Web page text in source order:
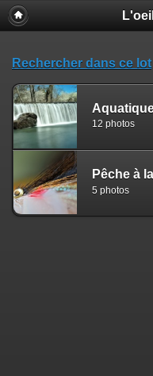
Rechercher dans ce lot
12 photos
Pêche à
5 photos